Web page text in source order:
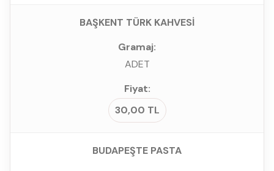
BAŞKENT TÜRK KAHVESİ
ADET
30,00 TL
BUDAPEŞTE PASTA